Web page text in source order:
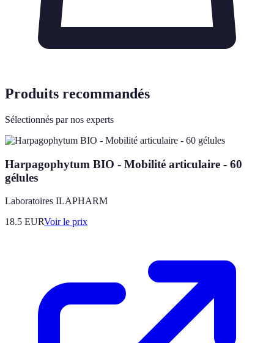
Produits recommandés
Sélectionnés par nos experts
Harpagophytum BIO - Mobilité articulaire - 60
gélules
Laboratoires ILAPHARM
18.5 EURVoir le prix